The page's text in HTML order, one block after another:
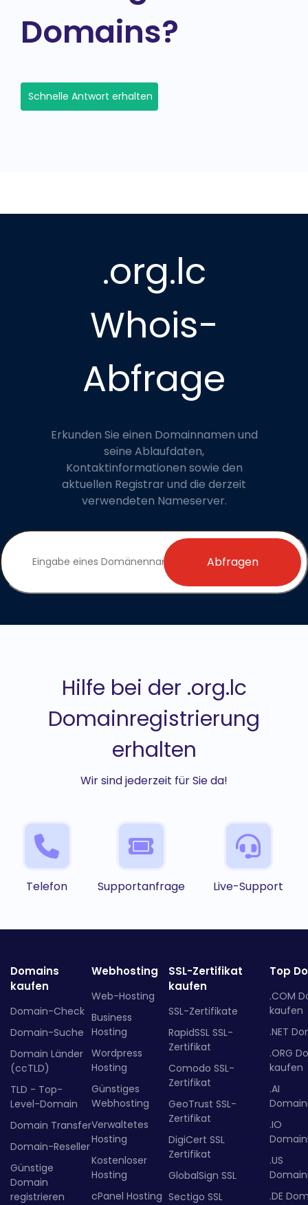
Domains?
Schnelle Antwort erhalten
.org.lc
Whois-
Abfrage
Erkunden Sie einen Domainnamen und
seine Ablaufdaten,
Kontaktinformationen sowie den
aktuellen Registrar und die derzeit
verwendeten Nameserver.
Abfragen
Hilfe bei der .org.lc
Domainregistrierung
erhalten
Wir sind jederzeit für Sie da!
Telefon Supportanfrage Live-Support
Domains
kaufen
Domain-Check
Domain-Suche
Domain Länder
(ccTLD)
TLD - Top-
Level-Domain
Domain Transfer
Domain-Reseller
Günstige
Domain
registrieren
Webhosting
Web-Hosting
Business
Hosting
Wordpress
Hosting
Günstiges
Webhosting
Verwaltetes
Hosting
Kostenloser
Hosting
cPanel Hosting
SSL-Zertifikat
kaufen
SSL-Zertifikate
RapidSSL SSL-
Zertifikat
Comodo SSL-
Zertifikat
GeoTrust SSL-
Zertifikat
DigiCert SSL
Zertifikat
GlobalSign SSL
Sectigo SSL
Top
.COM
kaufen
.NET
.ORG
kaufen
.AI
.IO
.US
.DE